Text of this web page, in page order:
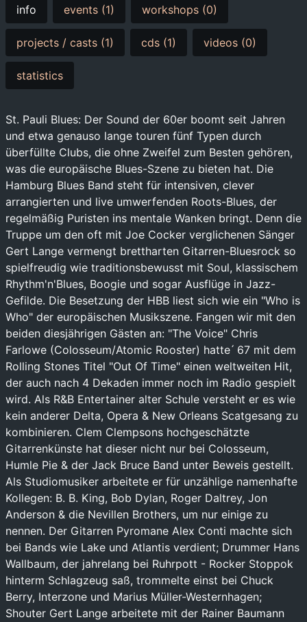
info events (1) workshops (0)
projects / casts (1) cds (1) videos (0)
statistics
St. Pauli Blues: Der Sound der 60er boomt seit Jahren
und etwa genauso lange touren fünf Typen durch
überfüllte Clubs, die ohne Zweifel zum Besten gehören,
was die europäische Blues-Szene zu bieten hat. Die
Hamburg Blues Band steht für intensiven, clever
arrangierten und live umwerfenden Roots-Blues, der
regelmäßig Puristen ins mentale Wanken bringt. Denn die
Truppe um den oft mit Joe Cocker verglichenen Sänger
Gert Lange vermengt brettharten Gitarren-Bluesrock so
spielfreudig wie traditionsbewusst mit Soul, klassischem
Rhythm'n'Blues, Boogie und sogar Ausflüge in Jazz-
Gefilde. Die Besetzung der HBB liest sich wie ein "Who is
Who" der europäischen Musikszene. Fangen wir mit den
beiden diesjährigen Gästen an: "The Voice" Chris
Farlowe (Colosseum/Atomic Rooster) hatte ́ 67 mit dem
Rolling Stones Titel "Out Of Time" einen weltweiten Hit,
der auch nach 4 Dekaden immer noch im Radio gespielt
wird. Als R&B Entertainer alter Schule versteht er es wie
kein anderer Delta, Opera & New Orleans Scatgesang zu
kombinieren. Clem Clempsons hochgeschätzte
Gitarrenkünste hat dieser nicht nur bei Colosseum,
Humle Pie & der Jack Bruce Band unter Beweis gestellt.
Als Studiomusiker arbeitete er für unzählige namenhafte
Kollegen: B. B. King, Bob Dylan, Roger Daltrey, Jon
Anderson & die Nevillen Brothers, um nur einige zu
nennen. Der Gitarren Pyromane Alex Conti machte sich
bei Bands wie Lake und Atlantis verdient; Drummer Hans
Wallbaum, der jahrelang bei Ruhrpott - Rocker Stoppok
hinterm Schlagzeug saß, trommelte einst bei Chuck
Berry, Interzone und Marius Müller-Westernhagen;
Shouter Gert Lange arbeitete mit der Rainer Baumann